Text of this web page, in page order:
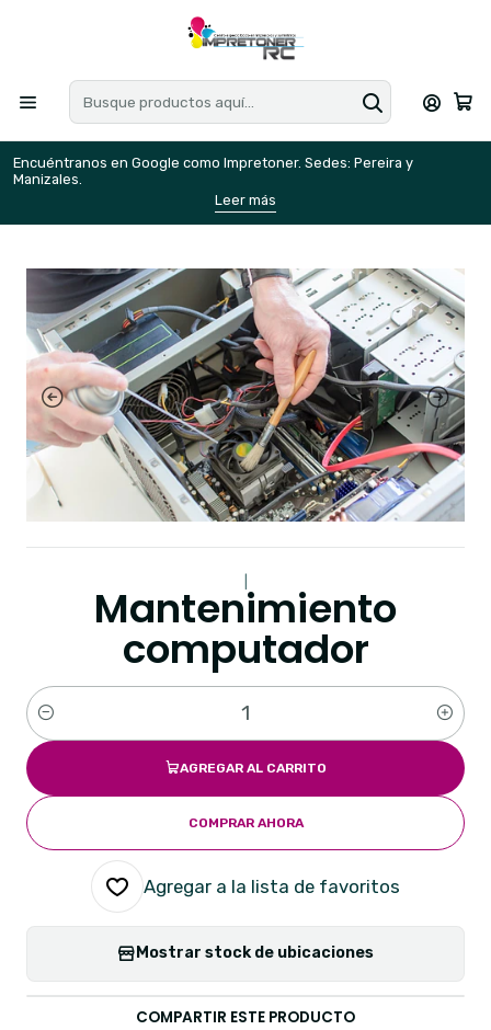
Encuéntranos en Google como Impretoner. Sedes: Pereira y
Manizales.
Leer más
Mantenimiento
computador
Cantidad
AGREGAR AL CARRITO
COMPRAR AHORA
Agregar a la lista de favoritos
Mostrar stock de ubicaciones
COMPARTIR ESTE PRODUCTO